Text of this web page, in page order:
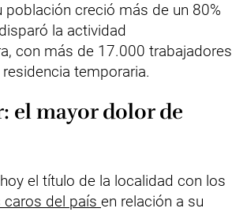
población creció más de un 80%
la actividad
con más de 17.000 trabajadores
temporaria.
el mayor dolor de
el título de la localidad con los
caros del país en relación a su